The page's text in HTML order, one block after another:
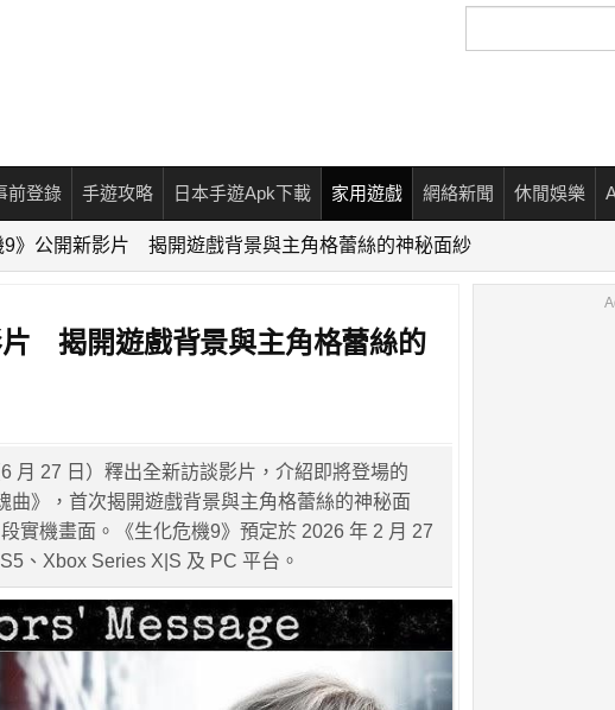
尋
前登錄 手遊攻略 日本手遊Apk下載 家用遊戲 網絡新聞 休閒娛樂
9》公開新影片 揭開遊戲背景與主角格蕾絲的神秘面紗
揭開遊戲背景與主角格蕾絲的
月 27 日）釋出全新訪談影片，介紹即將登場的
曲》，首次揭開遊戲背景與主角格蕾絲的神秘面
實機畫面。《生化危機9》預定於 2026 年 2 月 27
、Xbox Series X|S 及 PC 平台。